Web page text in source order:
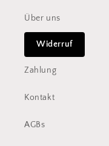
Über uns
Widerruf
Zahlung
Kontakt
AGBs